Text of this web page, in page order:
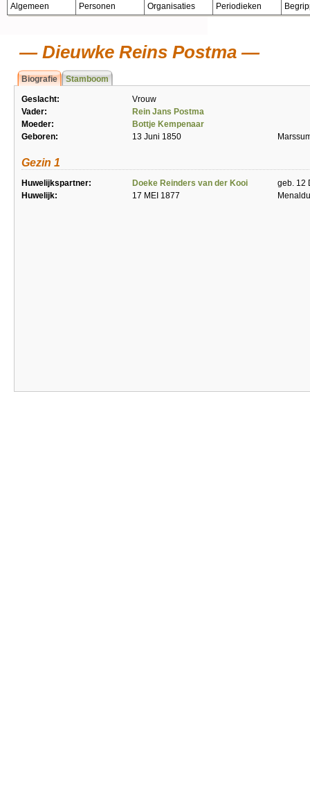
Algemeen Personen Organisaties Periodieken
Dieuwke Reins Postma
Biografie Stamboom
Geslacht:
Vrouw
Vader:
Rein Jans Postma
Moeder:
Bottje Kempenaar
Geboren:
13 Juni 1850
Gezin 1
Huwelijkspartner: Doeke Reinders van der Kooi
geb. 12
Huwelijk:
17 MEI 1877